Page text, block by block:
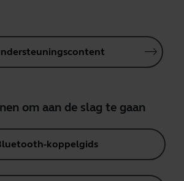
om aan de slag te gaan
koppelgids